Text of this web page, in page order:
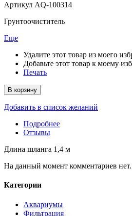
Артикул AQ-100314
Грунтоочиститель
Еще
Удалите этот товар из моего
Добавьте этот товар к моему
Печать
В корзину
Добавить в список желаний
Подробнее
Отзывы
Длина шланга 1,4 м
На данный момент комментариев нет.
Категории
Аквариумы
Фильтрация